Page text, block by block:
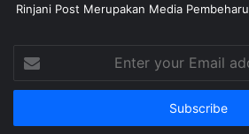
Rinjani Post Merupakan Media
your
Email